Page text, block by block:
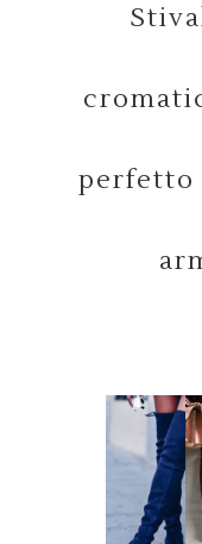
perfetto